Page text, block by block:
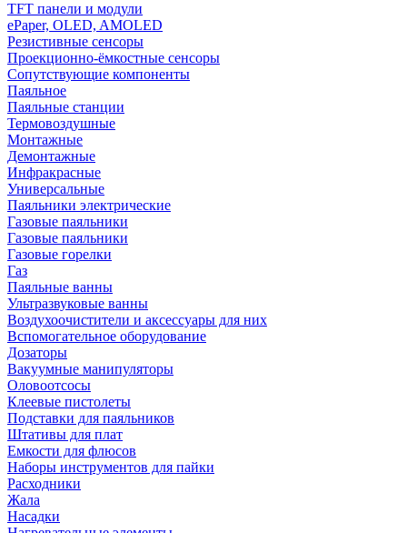
TFT панели и модули
ePaper, OLED, AMOLED
Резистивные сенсоры
Проекционно-ёмкостные сенсоры
Сопутствующие компоненты
Паяльное
Паяльные станции
Термовоздушные
Монтажные
Демонтажные
Инфракрасные
Универсальные
Паяльники электрические
Газовые паяльники
Газовые паяльники
Газовые горелки
Газ
Паяльные ванны
Ультразвуковые ванны
Воздухоочистители и аксессуары для них
Вспомогательное оборудование
Дозаторы
Вакуумные манипуляторы
Оловоотсосы
Клеевые пистолеты
Подставки для паяльников
Штативы для плат
Емкости для флюсов
Наборы инструментов для пайки
Расходники
Жала
Насадки